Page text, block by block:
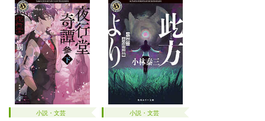
小説・文芸 小説・文芸